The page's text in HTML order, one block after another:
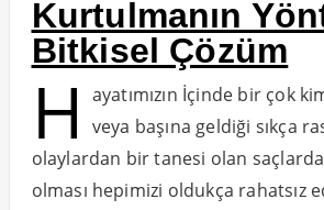
Kurtulmanın
Bitkisel Çözüm
H
ayatımızın İçinde bir çok
veya başına geldiği sıkça
olaylardan bir tanesi olan
olması hepimizi oldukça rahatsız